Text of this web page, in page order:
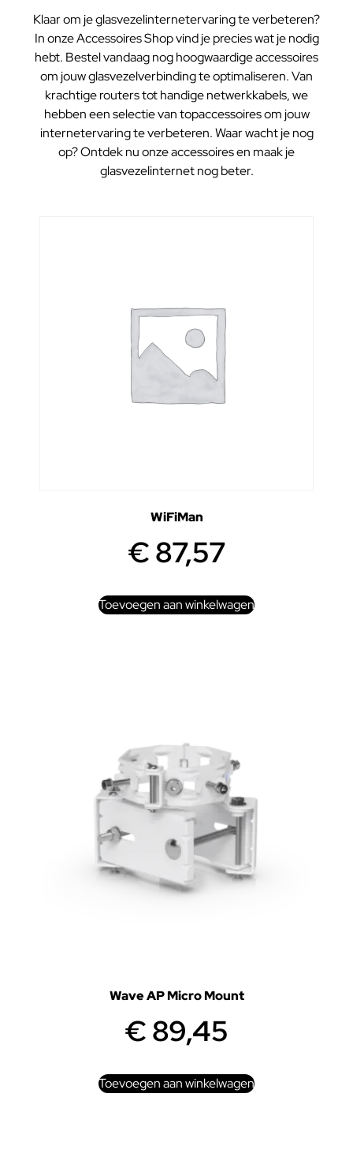
Klaar om je glasvezelinternetervaring te verbeteren?
In onze Accessoires Shop vind je precies wat je nodig
hebt. Bestel vandaag nog hoogwaardige accessoires
om jouw glasvezelverbinding te optimaliseren. Van
krachtige routers tot handige netwerkkabels, we
hebben een selectie van topaccessoires om jouw
internetervaring te verbeteren. Waar wacht je nog
op? Ontdek nu onze accessoires en maak je
glasvezelinternet nog beter.
WiFiMan
€87,57
Toevoegen aan winkelwagen
Wave AP Micro Mount
€89,45
Toevoegen aan winkelwagen